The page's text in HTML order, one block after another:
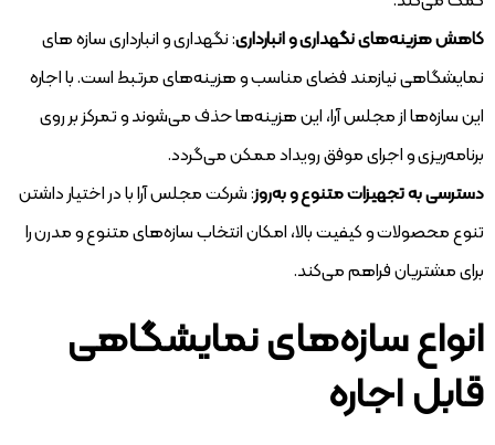
کاهش هزینه‌های نگهداری و انبارداری: نگهداری و انبارداری سازه های
نمایشگاهی نیازمند فضای مناسب و هزینه‌های مرتبط است. با اجاره
این سازه‌ها از مجلس آرا، این هزینه‌ها حذف می‌شوند و تمرکز بر روی
برنامه‌ریزی و اجرای موفق رویداد ممکن می‌گردد.
دسترسی به تجهیزات متنوع و به‌روز: شرکت مجلس آرا با در اختیار داشتن
تنوع محصولات و کیفیت بالا، امکان انتخاب سازه‌های متنوع و مدرن را
برای مشتریان فراهم می‌کند.
انواع سازه‌های نمایشگاهی
قابل اجاره